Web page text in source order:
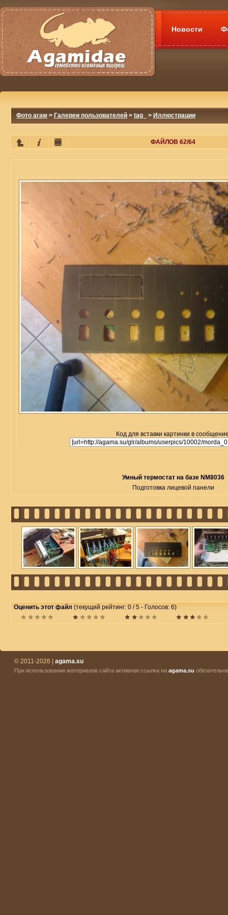
Новости
Фото агам > Галереи пользователей > tag_ > Иллюстрации
ФАЙЛОВ 62/64
Код для вставки картинки в
Умный термостат на базе NM8036
Подготовка лицевой панели
Оценить этот файл (текущий рейтинг: 0 / 5 - Голосов: 6)
© 2011-2026 | agama.su
При использовании материалов сайта активная ссылка на agama.su